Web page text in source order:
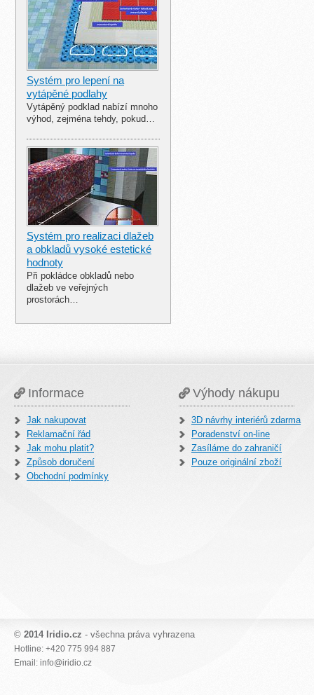
Systém pro lepení na
vytápěné podlahy
Vytápěný podklad nabízí mnoho
výhod, zejména tehdy, pokud…
Systém pro realizaci dlažeb
a obkladů vysoké estetické
hodnoty
Při pokládce obkladů nebo
dlažeb ve veřejných
prostorách…
Informace
Jak nakupovat
Reklamační řád
Jak mohu platit?
Způsob doručení
Obchodní podmínky
Výhody nákupu
3D návrhy interiérů zdarma
Poradenství on-line
Zasíláme do zahraničí
Pouze originální zboží
© 2014 Iridio.cz - všechna práva vyhrazena
Hotline: +420 775 994 887
Email: info@iridio.cz